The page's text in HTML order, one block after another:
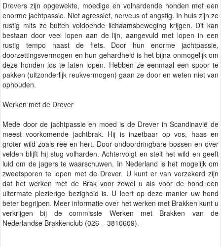
Drevers zijn opgewekte, moedige en volhardende honden met een
enorme jachtpassie. Niet agressief, nerveus of angstig. In huis zijn ze
rustig mits ze buiten voldoende lichaamsbeweging krijgen. Dit kan
bestaan door veel lopen aan de lijn, aangevuld met lopen in een
rustig tempo naast de fiets. Door hun enorme jachtpassie,
doorzettingsvermogen en hun gehardheid is het bijna onmogelijk om
deze honden los te laten lopen. Hebben ze eenmaal een spoor te
pakken (uitzonderlijk reukvermogen) gaan ze door en weten niet van
ophouden.
Werken met de Drever
Mede door de jachtpassie en moed is de Drever in Scandinavië de
meest voorkomende jachtbrak. Hij is inzetbaar op vos, haas en
groter wild zoals ree en hert. Door ondoordringbare bossen en over
velden blijft hij stug volharden. Achtervolgt en stelt het wild en geeft
luid om de jagers te waarschuwen. In Nederland is het mogelijk om
zweetsporen te lopen met de Drever. U kunt er van verzekerd zijn
dat het werken met de Brak voor zowel u als voor de hond een
uitermate plezierige bezigheid is. U leert op deze manier uw hond
beter begrijpen. Meer informatie over het werken met Brakken kunt u
verkrijgen bij de commissie Werken met Brakken van de
Nederlandse Brakkenclub (026 – 3810609).